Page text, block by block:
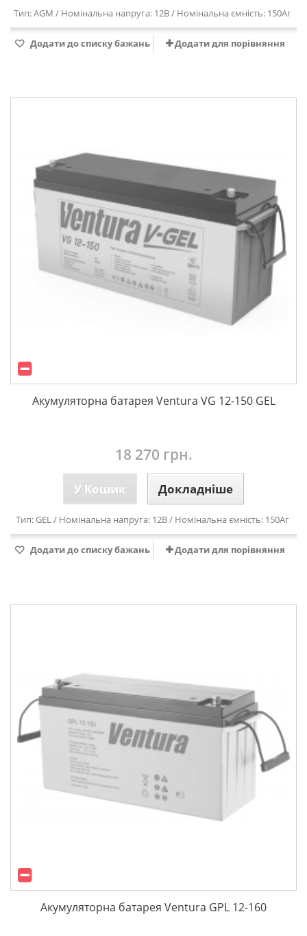
Тип: AGM / Номінальна напруга: 12В / Номінальна ємність: 150Аг
Додати до списку бажань Додати для порівняння
Акумуляторна батарея Ventura VG 12-150 GEL
18 270 грн.
У Кошик Докладніше
Тип: GEL / Номінальна напруга: 12В / Номінальна ємність: 150Аг
Додати до списку бажань Додати для порівняння
Акумуляторна батарея Ventura GPL 12-160